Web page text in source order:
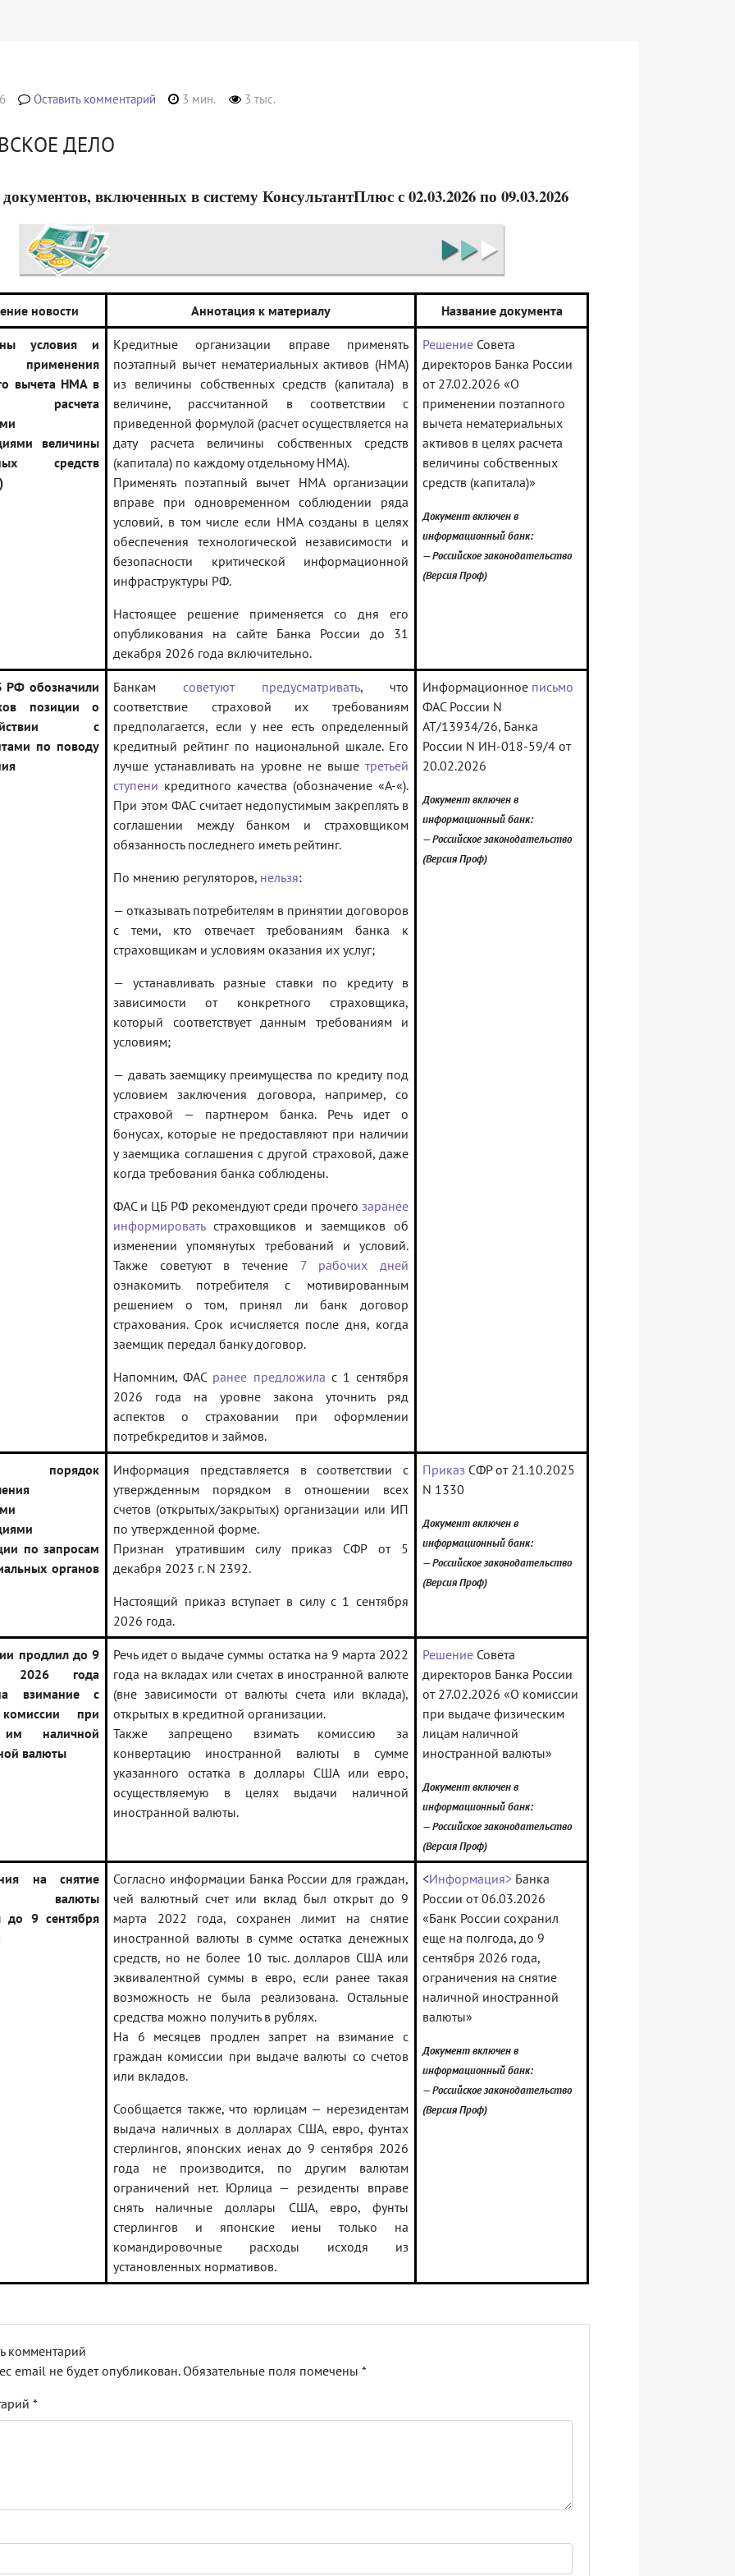
Оставить комментарий 3 мин. 3 тыс.
ДЕЛО
включенных в систему КонсультантПлюс с 02.03.2026 по 09.03.2026
новости Аннотация к материалу Название документа
условия и
применения
вычета НМА в
расчета
величины
средств
Кредитные организации вправе применять
поэтапный вычет нематериальных активов (НМА)
из величины собственных средств (капитала) в
величине, рассчитанной в соответствии с
приведенной формулой (расчет осуществляется на
дату расчета величины собственных средств
(капитала) по каждому отдельному НМА).
Применять поэтапный вычет НМА организации
вправе при одновременном соблюдении ряда
условий, в том числе если НМА созданы в целях
обеспечения технологической независимости и
безопасности критической информационной
инфраструктуры РФ.
Настоящее решение применяется со дня его
опубликования на сайте Банка России до 31
декабря 2026 года включительно.
Решение Совета
директоров Банка России
от 27.02.2026 «О
применении поэтапного
вычета нематериальных
активов в целях расчета
величины собственных
средств (капитала)»
Документ включен в
информационный банк:
— Российское законодательство
(Версия Проф)
обозначили
позиции о
с
по поводу
Банкам советуют предусматривать, что
соответствие страховой их требованиям
предполагается, если у нее есть определенный
кредитный рейтинг по национальной шкале. Его
лучше устанавливать на уровне не выше третьей
ступени кредитного качества (обозначение «A-«).
При этом ФАС считает недопустимым закреплять в
соглашении между банком и страховщиком
обязанность последнего иметь рейтинг.
По мнению регуляторов, нельзя:
— отказывать потребителям в принятии договоров
с теми, кто отвечает требованиям банка к
страховщикам и условиям оказания их услуг;
— устанавливать разные ставки по кредиту в
зависимости от конкретного страховщика,
который соответствует данным требованиям и
условиям;
— давать заемщику преимущества по кредиту под
условием заключения договора, например, со
страховой — партнером банка. Речь идет о
бонусах, которые не предоставляют при наличии
у заемщика соглашения с другой страховой, даже
когда требования банка соблюдены.
ФАС и ЦБ РФ рекомендуют среди прочего заранее
информироватьстраховщиков и заемщиков об
изменении упомянутых требований и условий.
Также советуют в течение 7 рабочих дней
ознакомить потребителя с мотивированным
решением о том, принял ли банк договор
страхования. Срок исчисляется после дня, когда
заемщик передал банку договор.
Напомним, ФАС ранее предложила с 1 сентября
2026 года на уровне закона уточнить ряд
аспектов о страховании при оформлении
потребкредитов и займов.
Информационное письмо
ФАС России N
АТ/13934/26, Банка
России N ИН-018-59/4 от
20.02.2026
Документ включен в
информационный банк:
— Российское законодательство
(Версия Проф)
порядок
по запросам
органов
Информация представляется в соответствии с
утвержденным порядком в отношении всех
счетов (открытых/закрытых) организации или ИП
по утвержденной форме.
Признан утратившим силу приказ СФР от 5
декабря 2023 г. N 2392.
Настоящий приказ вступает в силу с 1 сентября
2026 года.
Приказ СФР от 21.10.2025
N 1330
Документ включен в
информационный банк:
— Российское законодательство
(Версия Проф)
продлил до 9
2026 года
взимание с
при
наличной
валюты
Речь идет о выдаче суммы остатка на 9 марта 2022
года на вкладах или счетах в иностранной валюте
(вне зависимости от валюты счета или вклада),
открытых в кредитной организации.
Также запрещено взимать комиссию за
конвертацию иностранной валюты в сумме
указанного остатка в доллары США или евро,
осуществляемую в целях выдачи наличной
иностранной валюты.
Решение Совета
директоров Банка России
от 27.02.2026 «О комиссии
при выдаче физическим
лицам наличной
иностранной валюты»
Документ включен в
информационный банк:
— Российское законодательство
(Версия Проф)
на снятие
валюты
до 9 сентября
Согласно информации Банка России для граждан,
чей валютный счет или вклад был открыт до 9
марта 2022 года, сохранен лимит на снятие
иностранной валюты в сумме остатка денежных
средств, но не более 10 тыс. долларов США или
эквивалентной суммы в евро, если ранее такая
возможность не была реализована. Остальные
средства можно получить в рублях.
На 6 месяцев продлен запрет на взимание с
граждан комиссии при выдаче валюты со счетов
или вкладов.
Сообщается также, что юрлицам — нерезидентам
выдача наличных в долларах США, евро, фунтах
стерлингов, японских иенах до 9 сентября 2026
года не производится, по другим валютам
ограничений нет. Юрлица — резиденты вправе
снять наличные доллары США, евро, фунты
стерлингов и японские иены только на
командировочные расходы исходя из
установленных нормативов.
<Информация> Банка
России от 06.03.2026
«Банк России сохранил
еще на полгода, до 9
сентября 2026 года,
ограничения на снятие
наличной иностранной
валюты»
Документ включен в
информационный банк:
— Российское законодательство
(Версия Проф)
комментарий
email не будет опубликован. Обязательные поля помечены *
*